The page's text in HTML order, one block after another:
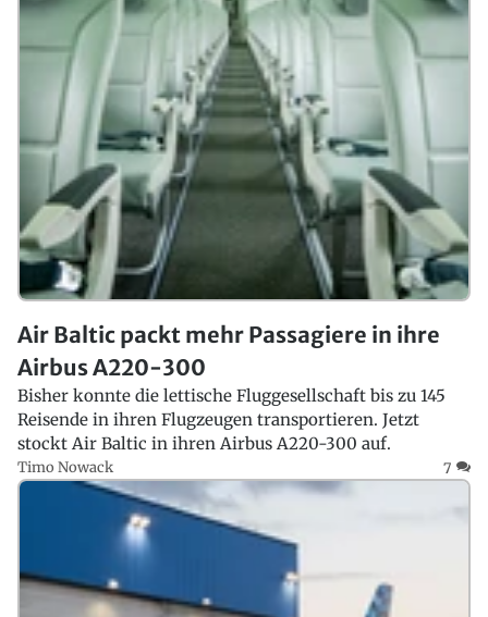
Air Baltic packt mehr Passagiere in ihre
Airbus A220-300
Bisher konnte die lettische Fluggesellschaft bis zu 145
Reisende in ihren Flugzeugen transportieren. Jetzt
stockt Air Baltic in ihren Airbus A220-300 auf.
Timo Nowack 7